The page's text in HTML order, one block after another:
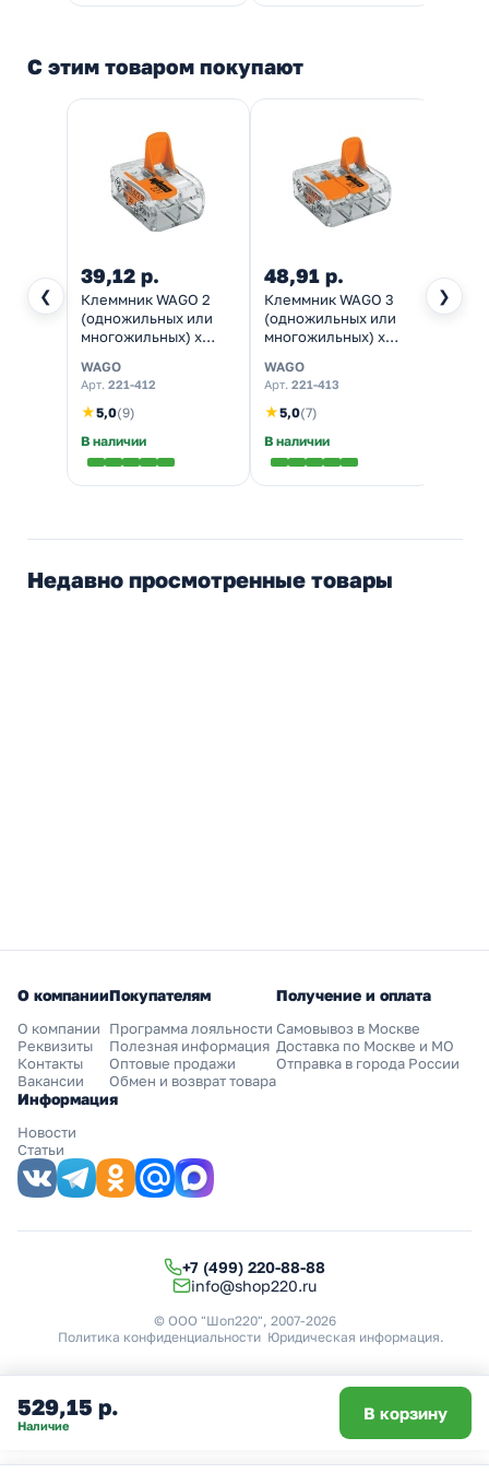
С этим товаром покупают
❮ ❯
39,12 р.
Клеммник WAGO 2
(одножильных или
многожильных) х
100шт]
WAGO
Арт. 221-412
★5,0(9)
В наличии
48,91 р.
Клеммник WAGO 3
(одножильных или
многожильных) х
50шт]
WAGO
Арт. 221-413
★5,0(7)
В наличии
Недавно просмотренные товары
529,15 р.
Наличие
В корзину
О компании
О компании
Реквизиты
Контакты
Вакансии
Покупателям
Программа лояльности
Полезная информация
Оптовые продажи
Обмен и возврат товара
Получение и оплата
Самовывоз в Москве
Доставка по Москве и МО
Отправка в города России
Информация
Новости
Статьи
+7 (499) 220-88-88
info@shop220.ru
© ООО "Шоп220", 2007-2026
Политика конфиденциальности Юридическая информация.